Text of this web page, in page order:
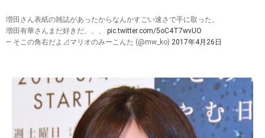
増田さん表紙の雑誌があったからなんかすごい速さで手に取った。
増田有華さんまだ好きだ、、、 pic.twitter.com/5oC4T7wvUO
— そこの角右だよ⊿マリオのみーこんた (@mw_ko) 2017年4月26日